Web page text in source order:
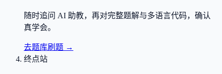
随时追问 AI 助教，再对完整题解与多语言代码，确认
真学会。
去题库刷题 →
终点站